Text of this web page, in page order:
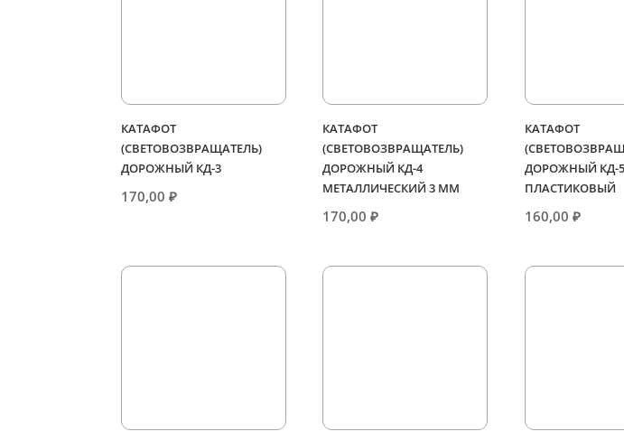
КАТАФОТ
(СВЕТОВОЗВРАЩАТЕЛЬ)
ДОРОЖНЫЙ КД-3
170,00₽
КАТАФОТ
(СВЕТОВОЗВРАЩАТЕЛЬ)
ДОРОЖНЫЙ КД-4
МЕТАЛЛИЧЕСКИЙ 3 ММ
170,00₽
КАТАФОТ
ДОРОЖНЫЙ КД-5
ПЛАСТИКОВЫЙ
160,00 ₽